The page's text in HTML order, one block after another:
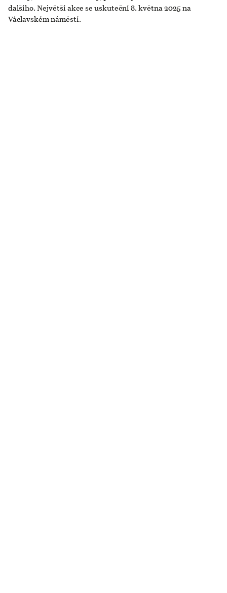
dalšího. Největší akce se uskuteční 8. května 2025 na
Václavském náměstí.